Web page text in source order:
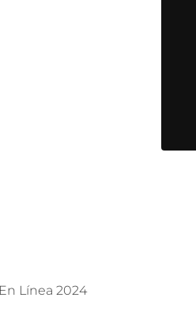
Línea 2024